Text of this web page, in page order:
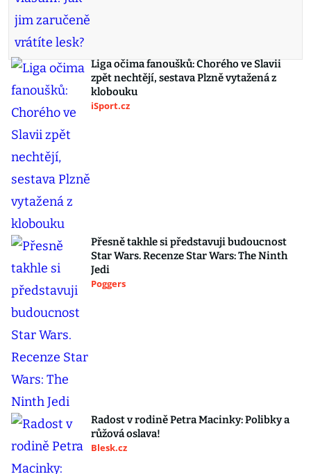
Liga očima fanoušků: Chorého ve Slavii
zpět nechtějí, sestava Plzně vytažená z
klobouku
iSport.cz
Přesně takhle si představuji budoucnost
Star Wars. Recenze Star Wars: The Ninth
Jedi
Poggers
Radost v rodině Petra Macinky: Polibky a
růžová oslava!
Blesk.cz